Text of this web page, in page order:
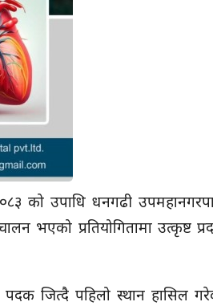
को उपाधि धनगढी
भएको प्रतियोगितामा उत्कृष्ट
जित्दै पहिलो स्थान हासिल